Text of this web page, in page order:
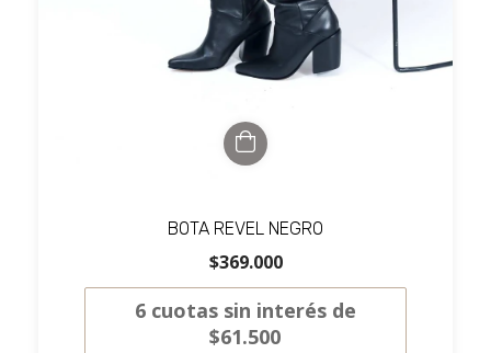
BOTA REVEL NEGRO
$369.000
6 cuotas sin interés de
$61.500